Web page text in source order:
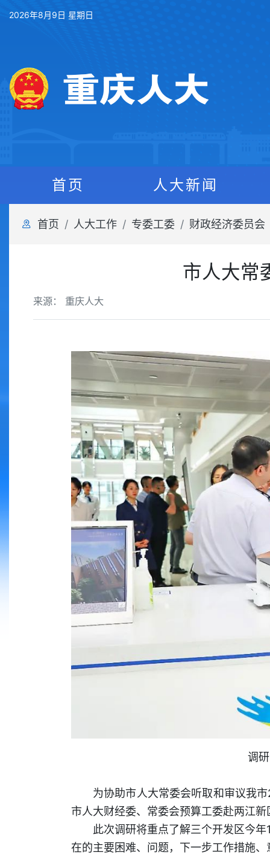
2026年8月9日 星期日
首页 人大新闻
首页 人大工作 专委工委 财政经济委员会
市人大常
来源： 重庆人大
调
为协助市人大常委会听取和审议我
市人大财经委、常委会预算工委赴两江
此次调研将重点了解三个开发区今
在的主要困难、问题，下一步工作措施